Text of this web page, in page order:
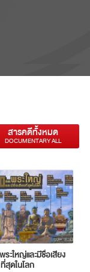
สารคดีทั้งหมด
DOCUMENTARY ALL
ะใหญ่และมีชื่อเสียง
ที่สุดในโลก